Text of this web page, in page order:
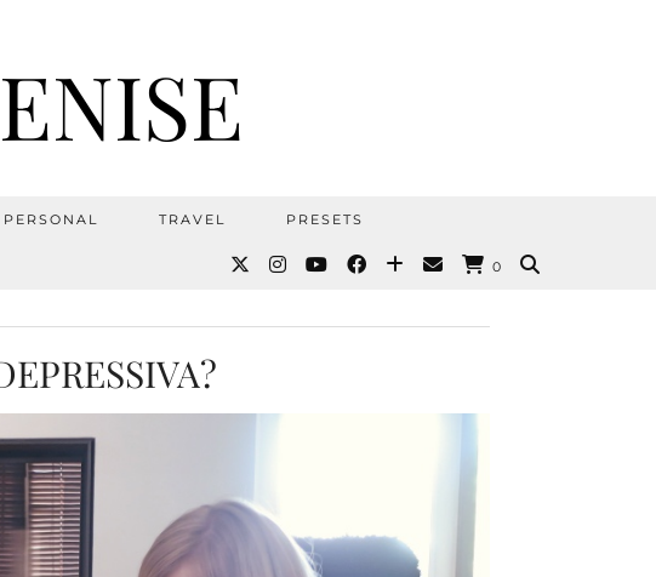
PERSONAL TRAVEL PRESETS
0